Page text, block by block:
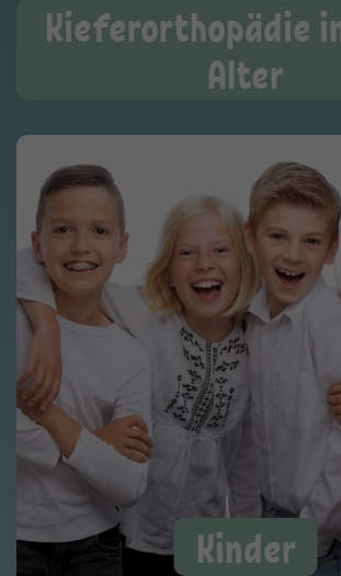
Kieferorthopädie
Alter
Kinder